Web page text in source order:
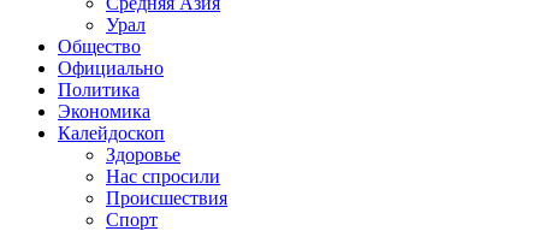
Урал
Общество
Официально
Политика
Экономика
Калейдоскоп
Здоровье
Нас спросили
Происшествия
Спорт